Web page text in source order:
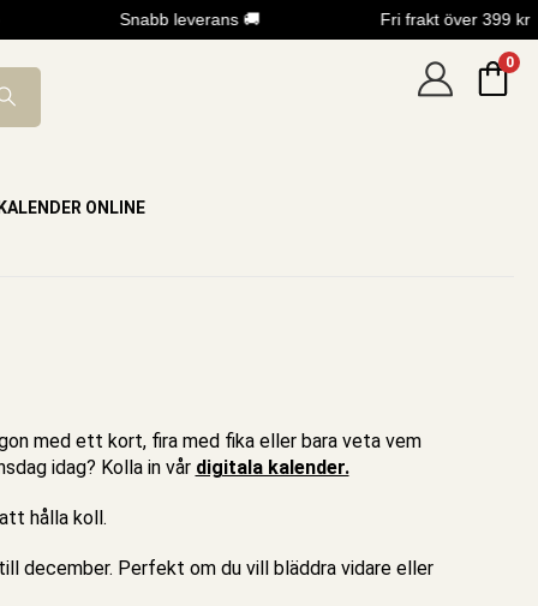
Snabb leverans 🚚 Fri frakt över 399 kr
0
KALENDER ONLINE
med ett kort, fira med fika eller bara veta vem
idag? Kolla in vår digitala kalender.
hålla koll.
december. Perfekt om du vill bläddra vidare eller